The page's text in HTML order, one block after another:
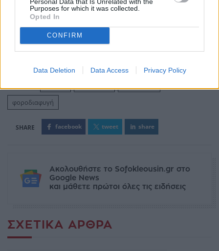
Purposes for which it was collected.
Opted In
CONFIRM
Data Deletion Data Access Privacy Policy
φοροδιαφυγή
facebook tweet share
Ακολουθήστε το Sofokleousin.gr στο
Google News
και μάθετε πρώτοι όλες τις ειδήσεις
ΣΧΕΤΙΚΆ ΆΡΘΡΑ